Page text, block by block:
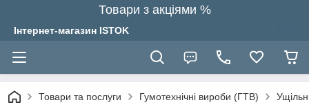
Товари з акціями %
Інтернет-магазин ISTOK
Товари та послуги Гумотехнічні вироби (ГТВ)